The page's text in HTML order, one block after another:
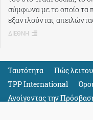
σύμφωνα με το οποίο τα
εξαντλούνται,
ΔΙΕΘΝΗ
Ταυτότητα Πώς
TPP International
Ανοίγοντας την
Όλους